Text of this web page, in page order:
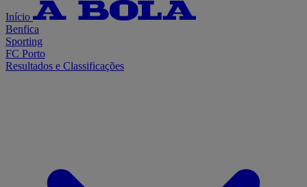
Início
Benfica
Sporting
FC Porto
Resultados e Classificações